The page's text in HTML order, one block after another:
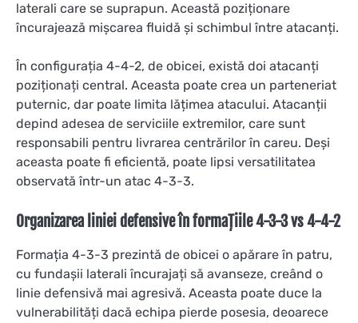
laterali care se suprapun. Această poziționare
încurajează mișcarea fluidă și schimbul între atacanți.
În configurația 4-4-2, de obicei, există doi atacanți
poziționați central. Aceasta poate crea un parteneriat
puternic, dar poate limita lățimea atacului. Atacanții
depind adesea de serviciile extremilor, care sunt
responsabili pentru livrarea centrărilor în careu. Deși
aceasta poate fi eficientă, poate lipsi versatilitatea
observată într-un atac 4-3-3.
Organizarea liniei defensive în formațiile 4-3-3 vs 4-4-2
Formația 4-3-3 prezintă de obicei o apărare în patru,
cu fundașii laterali încurajați să avanseze, creând o
linie defensivă mai agresivă. Aceasta poate duce la
vulnerabilități dacă echipa pierde posesia, deoarece